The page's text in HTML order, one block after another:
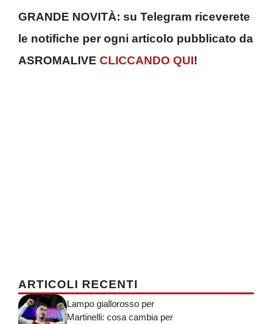
GRANDE NOVITÀ: su Telegram riceverete
le notifiche per ogni articolo pubblicato da
ASROMALIVE CLICCANDO QUI!
ARTICOLI RECENTI
Lampo giallorosso per
Martinelli: cosa cambia per